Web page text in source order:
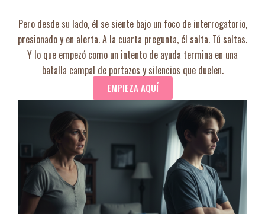
Pero desde su lado, él se siente bajo un foco de interrogatorio,
presionado y en alerta. A la cuarta pregunta, él salta. Tú saltas.
Y lo que empezó como un intento de ayuda termina en una
batalla campal de portazos y silencios que duelen.
EMPIEZA AQUÍ